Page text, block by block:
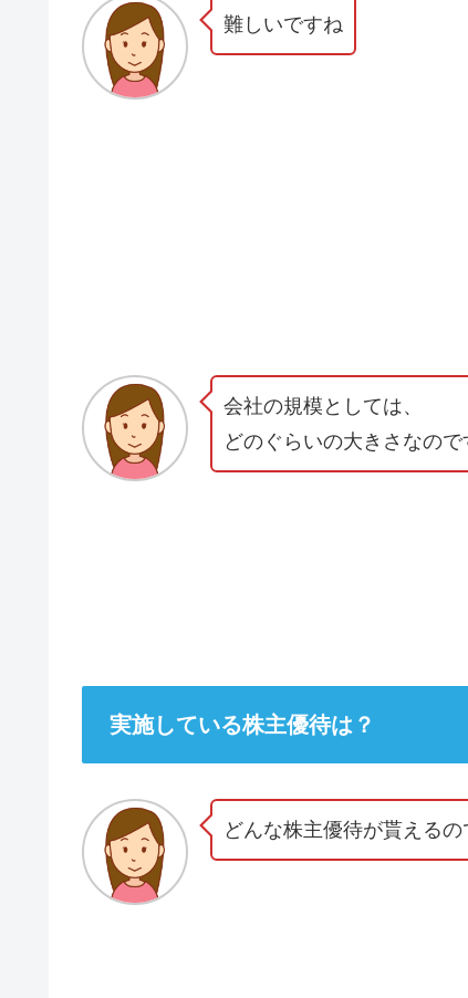
難しいですね
会社の規模としては、
どのぐらいの大きさなので
実施している株主優待は？
どんな株主優待が貰えるの